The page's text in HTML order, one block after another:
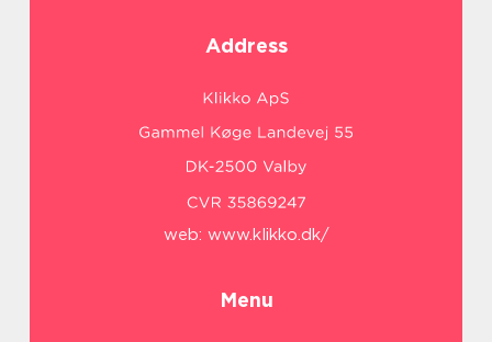
Address
web: www.klikko.dk/
Menu